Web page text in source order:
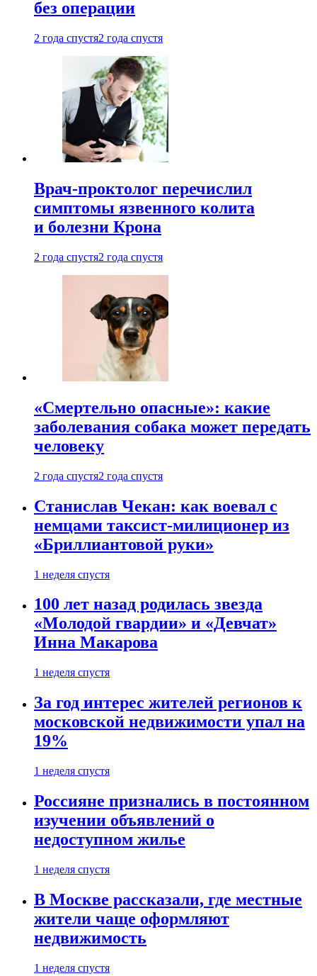
без операции
2 года спустя2 года спустя
Врач-проктолог перечислил
симптомы язвенного колита
и болезни Крона
2 года спустя2 года спустя
«Смертельно опасные»: какие
заболевания собака может передать
человеку
2 года спустя2 года спустя
Станислав Чекан: как воевал с
немцами таксист-милиционер из
«Бриллиантовой руки»
1 неделя спустя
100 лет назад родилась звезда
«Молодой гвардии» и «Девчат»
Инна Макарова
1 неделя спустя
За год интерес жителей регионов к
московской недвижимости упал на
19%
1 неделя спустя
Россияне признались в постоянном
изучении объявлений о
недоступном жилье
1 неделя спустя
В Москве рассказали, где местные
жители чаще оформляют
недвижимость
1 неделя спустя